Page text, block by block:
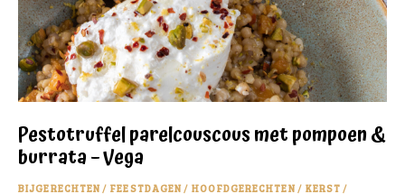
Pestotruffel parelcouscous met pompoen &
burrata – Vega
BIJGERECHTEN / FEESTDAGEN / HOOFDGERECHTEN/ KERST /